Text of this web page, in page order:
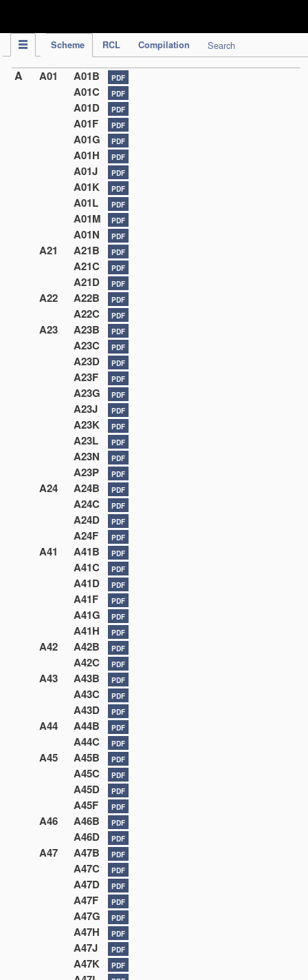
Scheme RCL Compilation Search
A A01 A01B PDF
A01C PDF
A01D PDF
A01F PDF
A01G PDF
A01H PDF
A01J PDF
A01K PDF
A01L PDF
A01M PDF
A01N PDF
A21 A21B PDF
A21C PDF
A21D PDF
A22 A22B PDF
A22C PDF
A23 A23B PDF
A23C PDF
A23D PDF
A23F PDF
A23G PDF
A23J PDF
A23K PDF
A23L PDF
A23N PDF
A23P PDF
A24 A24B PDF
A24C PDF
A24D PDF
A24F PDF
A41 A41B PDF
A41C PDF
A41D PDF
A41F PDF
A41G PDF
A41H PDF
A42 A42B PDF
A42C PDF
A43 A43B PDF
A43C PDF
A43D PDF
A44 A44B PDF
A44C PDF
A45 A45B PDF
A45C PDF
A45D PDF
A45F PDF
A46 A46B PDF
A46D PDF
A47 A47B PDF
A47C PDF
A47D PDF
A47F PDF
A47G PDF
A47H PDF
A47J PDF
A47K PDF